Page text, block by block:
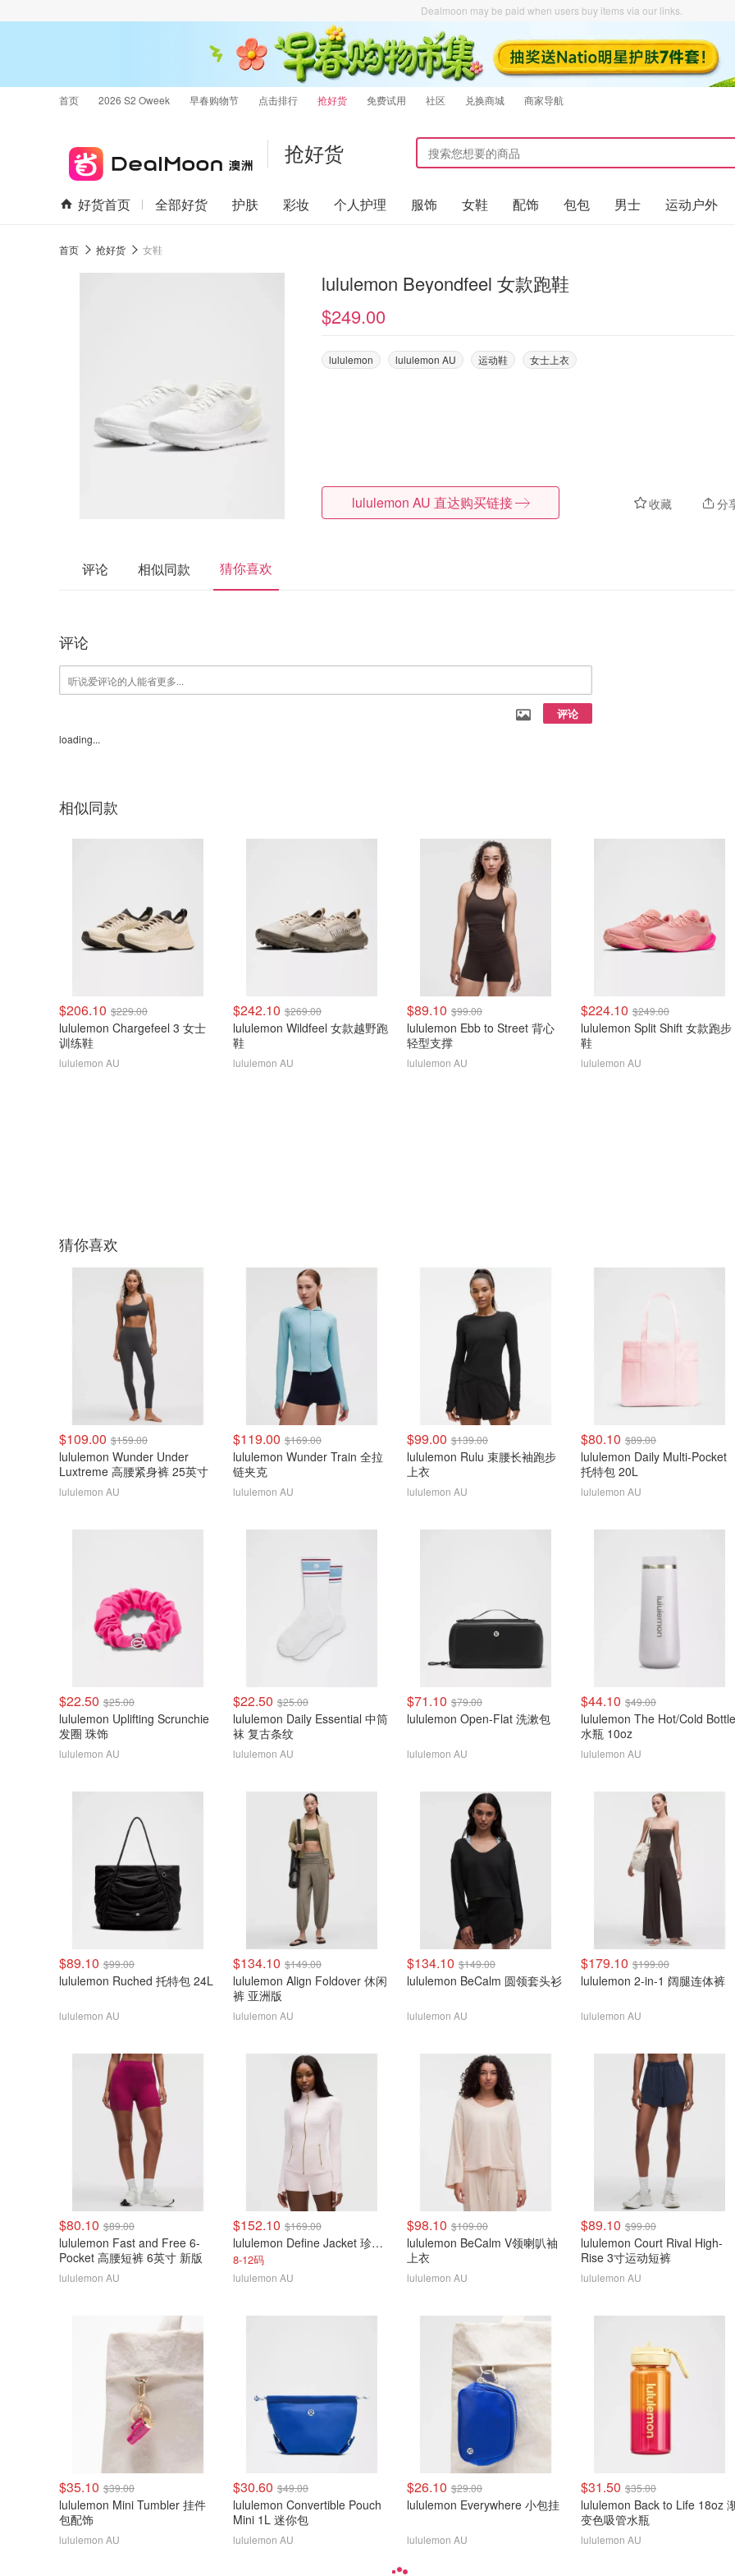
Dealmoon may be paid when users buy items via our links.
首页 2026 S2 Oweek 早春购物节 点击排行 抢好货 免费试用 社区 兑换商城 商家导航
抢好货
好货首页 全部好货 护肤 彩妆 个人护理 服饰 女鞋 配饰 包包 男士 运动户外
首页 抢好货 女鞋
lululemon Beyondfeel 女款跑鞋
$249.00
lululemon lululemon AU 运动鞋 女士上衣
收藏 分
lululemon AU 直达购买链接
评论 相似同款 猜你喜欢
评论
评论
loading...
相似同款
$206.10 $229.00
lululemon Chargefeel 3 女士
训练鞋
lululemon AU
$242.10 $269.00
lululemon Wildfeel 女款越野跑
鞋
lululemon AU
$89.10 $99.00
lululemon Ebb to Street 背心
轻型支撑
lululemon AU
$224.10 $249.00
lululemon Split Shift 女款跑步
鞋
lululemon AU
猜你喜欢
$109.00 $159.00
lululemon Wunder Under
Luxtreme 高腰紧身裤 25英寸
lululemon AU
$119.00 $169.00
lululemon Wunder Train 全拉
链夹克
lululemon AU
$99.00 $139.00
lululemon Rulu 束腰长袖跑步
上衣
lululemon AU
$80.10 $89.00
lululemon Daily Multi-Pocket
托特包 20L
lululemon AU
$22.50 $25.00
lululemon Uplifting Scrunchie
发圈 珠饰
lululemon AU
$22.50 $25.00
lululemon Daily Essential 中筒
袜 复古条纹
lululemon AU
$71.10 $79.00
lululemon Open-Flat 洗漱包
lululemon AU
$44.10 $49.00
lululemon The Hot/Cold Bottle
水瓶 10oz
lululemon AU
$89.10 $99.00
lululemon Ruched 托特包 24L
lululemon AU
$134.10 $149.00
lululemon Align Foldover 休闲
裤 亚洲版
lululemon AU
$134.10 $149.00
lululemon BeCalm 圆领套头衫
lululemon AU
$179.10 $199.00
lululemon 2-in-1 阔腿连体裤
lululemon AU
$80.10 $89.00
lululemon Fast and Free 6-
Pocket 高腰短裤 6英寸 新版
lululemon AU
$152.10 $169.00
lululemon Define Jacket 珍珠粉金拉链
8-12码
lululemon AU
$98.10 $109.00
lululemon BeCalm V领喇叭袖
上衣
lululemon AU
$89.10 $99.00
lululemon Court Rival High-
Rise 3寸运动短裤
lululemon AU
$35.10 $39.00
lululemon Mini Tumbler 挂件
包配饰
lululemon AU
$30.60 $49.00
lululemon Convertible Pouch
Mini 1L 迷你包
lululemon AU
$26.10 $29.00
lululemon Everywhere 小包挂
lululemon AU
$31.50 $35.00
lululemon Back to Life 18oz
变色吸管水瓶
lululemon AU